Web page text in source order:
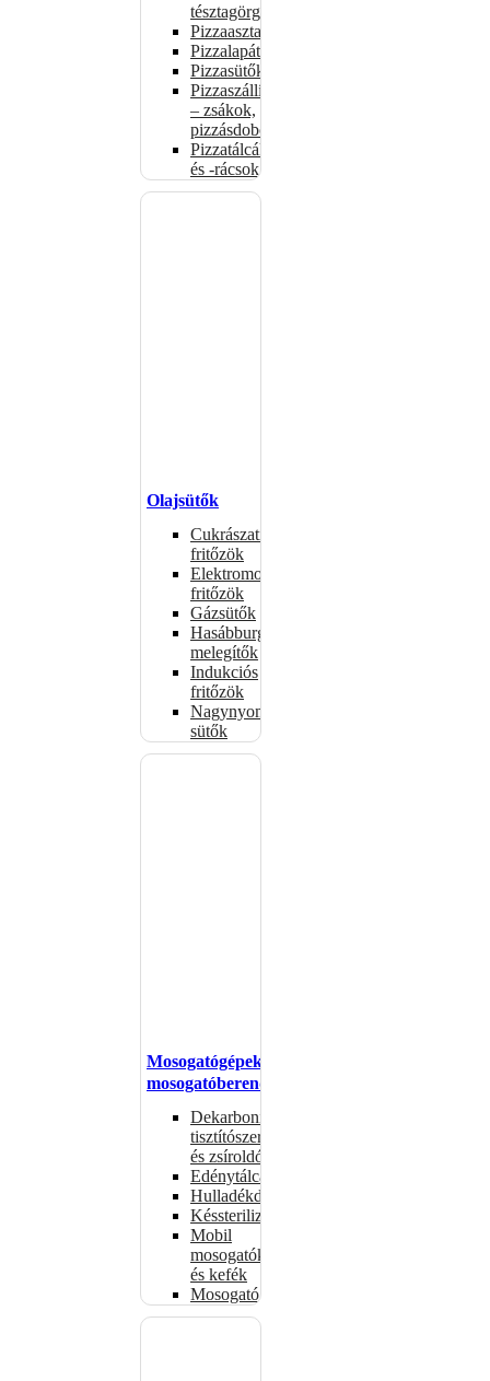
tésztagörgők
Pizzaasztalok
Pizzalapátok
Pizzasütők
Pizzaszállítás
– zsákok,
pizzásdobozok
Pizzatálcák
és -rácsok
Olajsütők
Cukrászati
fritőzök
Elektromos
fritőzök
Gázsütők
Hasábburgonya
melegítők
Indukciós
fritőzök
Nagynyomású
sütők
Mosogatógépek,
mosogatóberendezések
Dekarbonizáló
tisztítószerek
és zsíroldók
Edénytálcák
Hulladékdarálók
Késsterilizátorok
Mobil
mosogatók
és kefék
Mosogatógépkosarak